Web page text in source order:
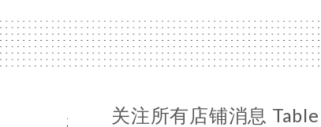
关注所有店铺消息 Table